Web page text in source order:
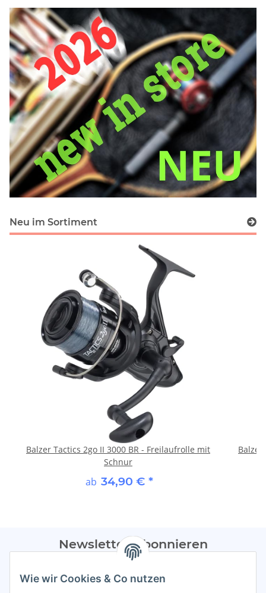
Neu im Sortiment
Balzer Tactics 2go II 3000 BR - Freilaufrolle mit
Schnur
ab 34,90 € *
Newsletter Abonnieren
Bitte sendet mir entsprechend eurer
regelmäßig Infos zu euren Aktionen per E-Mail zu.
Wie wir Cookies & Co nutzen